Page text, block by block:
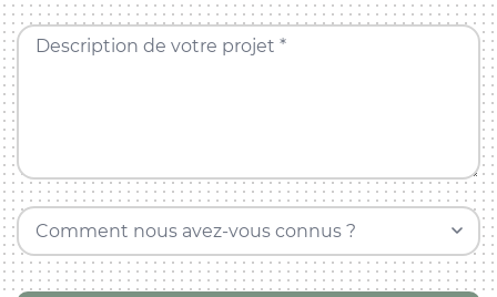
Description de votre projet *
Comment nous avez-vous connus ?